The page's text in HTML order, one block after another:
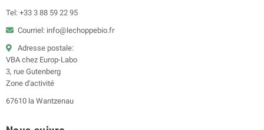
Tel: +33 3 88 59 22 95
Courriel: info@lechoppebio.fr
Adresse postale:
VBA chez Europ-Labo
3, rue Gutenberg
Zone d'activité
67610 la Wantzenau